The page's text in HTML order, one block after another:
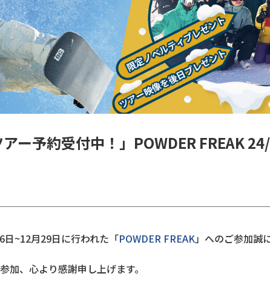
アー予約受付中！」POWDER FREAK
日~12月29日に行われた「POWDER FREAK」へのご参加誠
加、心より感謝申し上げます。